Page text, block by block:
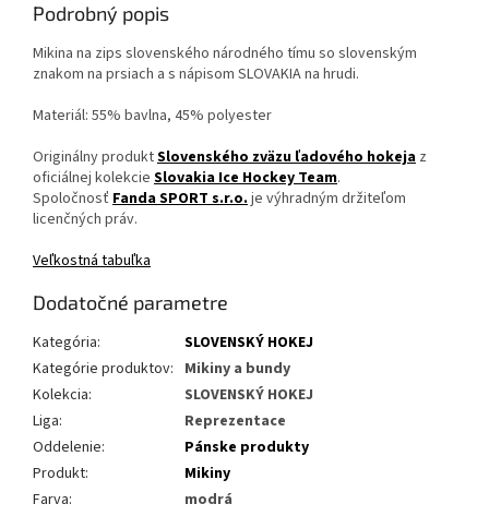
Podrobný popis
Mikina na zips slovenského národného tímu so slovenským
znakom na prsiach a s nápisom SLOVAKIA na hrudi.
Materiál: 55% bavlna, 45% polyester
Originálny produktSlovenského zväzu ľadového hokeja z
oficiálnej kolekcie Slovakia Ice Hockey Team.
Spoločnosť Fanda SPORT s.r.o.je výhradným držiteľom
licenčných práv.
Veľkostná tabuľka
Dodatočné parametre
Kategória:
SLOVENSKÝ HOKEJ
Kategórie produktov: Mikiny a bundy
Kolekcia:
SLOVENSKÝ HOKEJ
Liga:
Reprezentace
Oddelenie:
Pánske produkty
Produkt:
Mikiny
Farva: modrá